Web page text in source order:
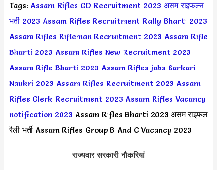
Tags: Assam Rifles GD Recruitment 2023 असम राइफल्स
भर्ती 2023 Assam Rifles Recruitment Rally Bharti 2023
Assam Rifles Rifleman Recruitment 2023 Assam Rifle
Bharti 2023 Assam Rifles New Recruitment 2023
Assam Rifle Bharti 2023 Assam Rifles jobs Sarkari
Naukri 2023 Assam Rifles Recruitment 2023 Assam
Rifles Clerk Recruitment 2023 Assam Rifles Vacancy
notification 2023 Assam Rifles Bharti 2023 असम राइफल
रैली भर्ती Assam Rifles Group B And C Vacancy 2023
राज्यवार सरकारी नौकरियां